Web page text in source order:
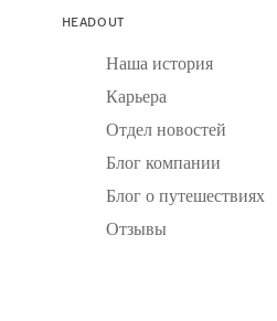
HEADOUT
Наша история
Карьера
Отдел новостей
Блог компании
Блог о путешествиях
Отзывы